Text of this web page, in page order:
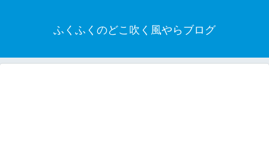
ふくふくのどこ吹く風やらブログ